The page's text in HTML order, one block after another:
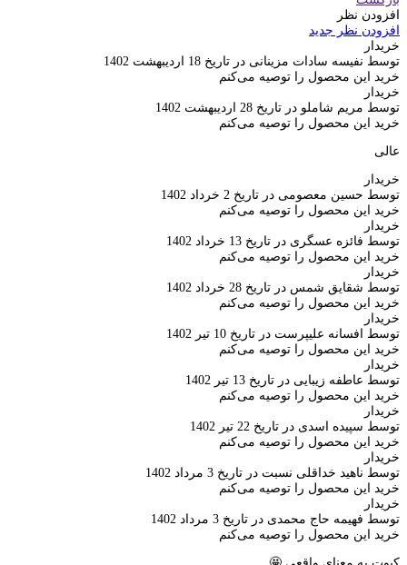
افزودن نظر
افزودن نظر جدید
خریدار
توسط نفیسه سادات مزینانی در تاریخ 18 اردیبهشت 1402
خرید این محصول را توصیه می‌کنم
خریدار
توسط مریم شاملو در تاریخ 28 اردیبهشت 1402
خرید این محصول را توصیه می‌کنم
عالی
خریدار
توسط حسین معصومی در تاریخ 2 خرداد 1402
خرید این محصول را توصیه می‌کنم
خریدار
توسط فائزه عسگری در تاریخ 13 خرداد 1402
خرید این محصول را توصیه می‌کنم
خریدار
توسط شقایق شمس در تاریخ 28 خرداد 1402
خرید این محصول را توصیه می‌کنم
خریدار
توسط افسانه علیپرست در تاریخ 10 تیر 1402
خرید این محصول را توصیه می‌کنم
خریدار
توسط عاطفه زیبایی در تاریخ 13 تیر 1402
خرید این محصول را توصیه می‌کنم
خریدار
توسط سپیده اسدی در تاریخ 22 تیر 1402
خرید این محصول را توصیه می‌کنم
خریدار
توسط ناهید خداقلی نسبت در تاریخ 3 مرداد 1402
خرید این محصول را توصیه می‌کنم
خریدار
توسط فهیمه حاج محمدی در تاریخ 3 مرداد 1402
خرید این محصول را توصیه می‌کنم